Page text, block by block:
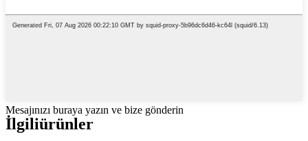
Mesajınızı buraya yazın ve bize gönderin
İlgiliürünler